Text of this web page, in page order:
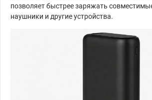
позволяет быстрее заряжать
наушники и другие устройства.